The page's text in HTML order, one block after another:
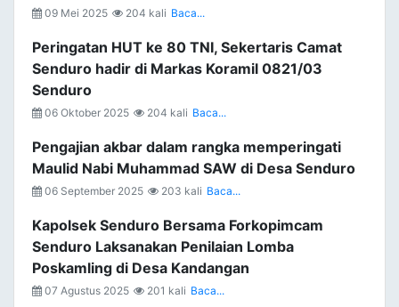
09 Mei 2025 204 kali Baca...
Peringatan HUT ke 80 TNI, Sekertaris Camat
Senduro hadir di Markas Koramil 0821/03
Senduro
06 Oktober 2025 204 kali Baca...
Pengajian akbar dalam rangka memperingati
Maulid Nabi Muhammad SAW di Desa Senduro
06 September 2025 203 kali Baca...
Kapolsek Senduro Bersama Forkopimcam
Senduro Laksanakan Penilaian Lomba
Poskamling di Desa Kandangan
07 Agustus 2025 201 kali Baca...